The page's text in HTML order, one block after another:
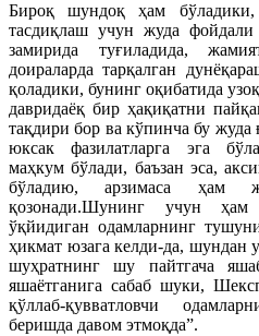
Бироқ шундоқ ҳам бўладики,
тасдиқлаш учун жуда фойдали
замирида туғиладида,
доираларда тарқалган
қоладики, бунинг оқибатида
давридаёқ бир ҳақиқатни
тақдири бор ва кўпинча бу жуда
юксак фазилатларга эга
маҳкум бўлади, баъзан эса,
бўладию, арзимаса ҳам
қозонади.Шунинг учун
ўқйидиган одамларнинг
ҳикмат юзага келди-да, шундан
шуҳратнинг шу пайтгача
яшаётганига сабаб шуки,
қўллаб-қувватловчи
беришда давом этмоқда”.